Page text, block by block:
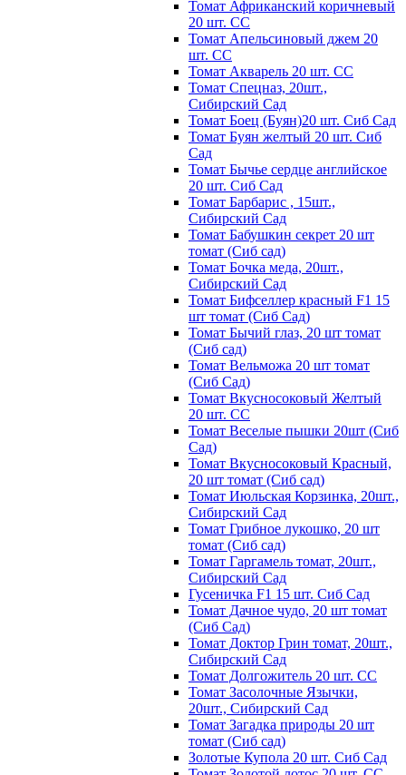
Томат Африканский коричневый
20 шт. СС
Томат Апельсиновый джем 20
шт. СС
Томат Акварель 20 шт. СС
Томат Спецназ, 20шт.,
Сибирский Сад
Томат Боец (Буян)20 шт. Сиб Сад
Томат Бyян жeлтый 20 шт. Сиб
Сaд
Томат Бычьe cepдцe aнглийcкoe
20 шт. Сиб Сaд
Томат Барбарис , 15шт.,
Сибирский Сад
Томат Бабушкин секрет 20 шт
томат (Сиб сад)
Томат Бочка меда, 20шт.,
Сибирский Сад
Томат Бифселлер красный F1 15
шт томат (Сиб Сад)
Томат Бычий глаз, 20 шт томат
(Сиб сад)
Томат Вельможа 20 шт томат
(Сиб Сад)
Томат Вкусносоковый Желтый
20 шт. СС
Томат Веселые пышки 20шт (Сиб
Сад)
Томат Вкусносоковый Красный,
20 шт томат (Сиб сад)
Томат Июльская Корзинка, 20шт.,
Сибирский Сад
Томат Грибное лукошко, 20 шт
томат (Сиб сад)
Томат Гаргамель томат, 20шт.,
Сибирский Сад
Гусеничка F1 15 шт. Сиб Сад
Томат Дачное чудо, 20 шт томат
(Сиб Сад)
Томат Доктор Грин томат, 20шт.,
Сибирский Сад
Томат Долгожитель 20 шт. СС
Томат Засолочные Язычки,
20шт., Сибирский Сад
Томат Загадка природы 20 шт
томат (Сиб сад)
Золотые Купола 20 шт. Сиб Сад